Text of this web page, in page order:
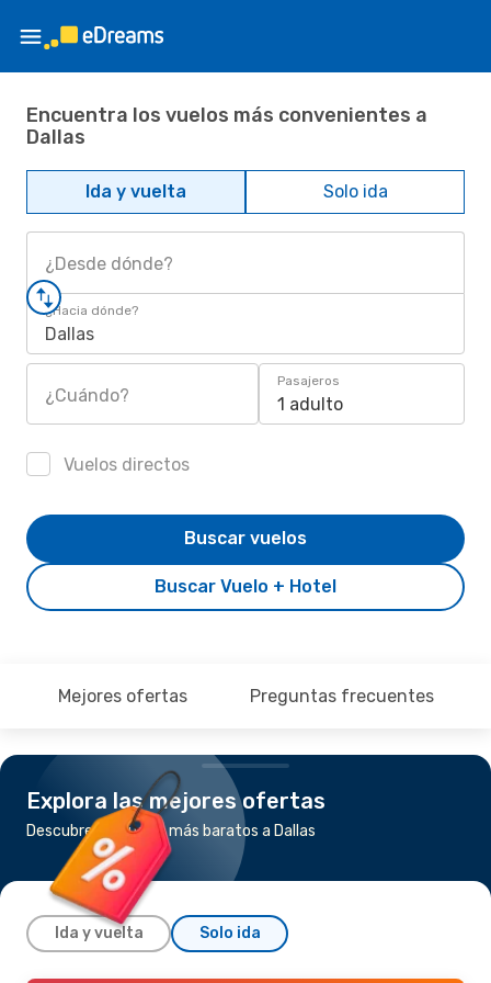
Encuentra los vuelos más convenientes a
Dallas
Ida y vuelta Solo ida
¿Desde dónde?
¿Hacia dónde?
Dallas
¿Cuándo?
Pasajeros
1 adulto
Vuelos directos
Buscar Vuelo + Hotel
Buscar vuelos
Mejores ofertas Preguntas frecuentes
Explora las mejores ofertas
Descubre los vuelos más baratos a Dallas
Ida y vuelta Solo ida